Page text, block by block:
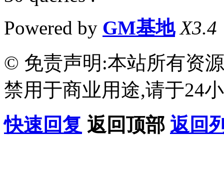
Powered by GM基地 X3.4
© 免责声明:本站所有资
禁用于商业用途,请于24
快速回复 返回顶部 返回